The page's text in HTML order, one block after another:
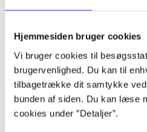
Hjemmesiden bruger cookies
Vi bruger cookies til
brugervenlighed. Du kan til
tilbagetrække dit samtykke ved
bunden af siden. Du kan læse
cookies under ”Detaljer”.
Bind 1 -Rationalitet og magt. Bind 1
Bent Flyvbjerg